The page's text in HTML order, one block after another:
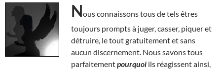
Nous connaissons tous de tels êtres
toujours prompts à juger, casser, piquer et
détruire, le tout gratuitement et sans
aucun discernement. Nous savons tous
parfaitementpourquoi ils réagissent ainsi,